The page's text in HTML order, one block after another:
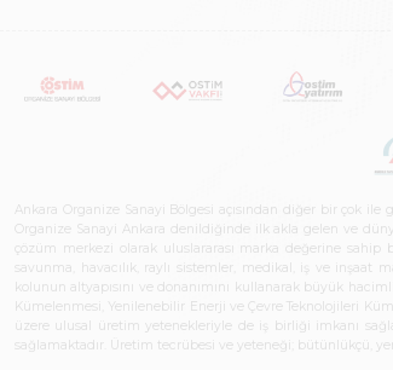
Ankara Organize Sanayi Bölgesi açısından diğer bir çok
Organize Sanayi Ankara denildiğinde ilk akla gelen ve
çözüm merkezi olarak uluslararası marka değerine
savunma, havacılık, raylı sistemler, medikal, iş ve
kolunun altyapısını ve donanımını kullanarak büyük
Kümelenmesi, Yenilenebilir Enerji ve Çevre Teknolojileri
üzere ulusal üretim yetenekleriyle de iş birliği imkanı
sağlamaktadır. Üretim tecrübesi ve yeteneği; bütünlükçü,